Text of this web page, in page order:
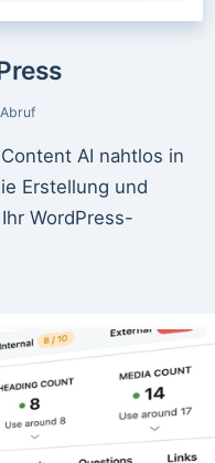
AI nahtlos in
Erstellung und
WordPress-